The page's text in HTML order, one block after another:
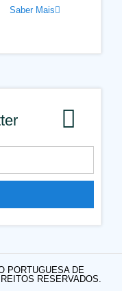
Saber Mais
PORTUGUESA DE
RESERVADOS.